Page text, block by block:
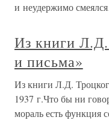
и неудержимо
Из книги
и письма»
Из книги Л.Д.
1937 г.Что бы ни
мораль есть функция